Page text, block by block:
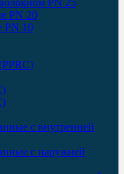
PN 20
PN 10
с внутренней
с наружней